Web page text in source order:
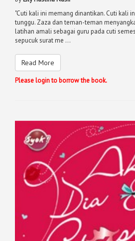
"Cuti kali ini memang dinantikan. Cuti kali
tunggu. Zaza dan teman-teman
latihan amali sebagai guru pada cuti
sepucuk surat me ...
Read More
Please login to borrow the book.